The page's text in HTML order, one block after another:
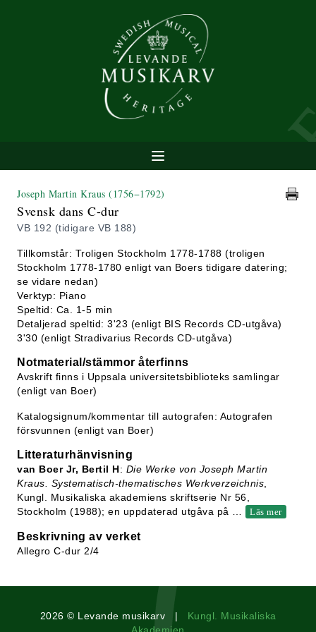
Joseph Martin Kraus (1756−1792)
Svensk dans C-dur
VB 192 (tidigare VB 188)
Tillkomstår: Troligen Stockholm 1778-1788 (troligen
Stockholm 1778-1780 enligt van Boers tidigare datering;
se vidare nedan)
Verktyp: Piano
Speltid: Ca. 1-5 min
Detaljerad speltid: 3'23 (enligt BIS Records CD-utgåva)
3'30 (enligt Stradivarius Records CD-utgåva)
Notmaterial/stämmor återfinns
Avskrift finns i Uppsala universitetsbiblioteks samlingar
(enligt van Boer)
Katalogsignum/kommentar till autografen: Autografen
försvunnen (enligt van Boer)
Litteraturhänvisning
van Boer Jr, Bertil H: Die Werke von Joseph Martin
Kraus. Systematisch-thematisches Werkverzeichnis
Kungl. Musikaliska akademiens skriftserie Nr 56,
Stockholm (1988); en uppdaterad utgåva på
Läs mer
Beskrivning av verket
Allegro C-dur 2/4
2026 © Levande musikarv | Kungl. Musikaliska